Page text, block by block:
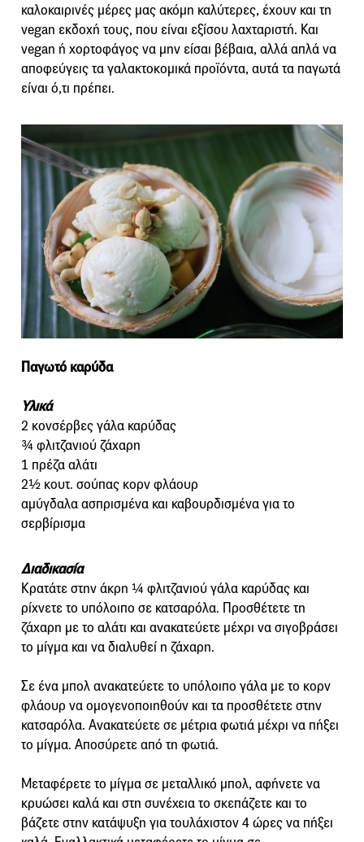
καλοκαιρινές μέρες μας ακόμη καλύτερες, έχουν και τη
vegan εκδοχή τους, που είναι εξίσου λαχταριστή. Και
vegan ή χορτοφάγος να μην είσαι βέβαια, αλλά απλά να
αποφεύγεις τα γαλακτοκομικά προϊόντα, αυτά τα παγωτά
είναι ό,τι πρέπει.
Παγωτό καρύδα
Υλικά
2 κονσέρβες γάλα καρύδας
¾ φλιτζανιού ζάχαρη
1 πρέζα αλάτι
2½ κουτ. σούπας κορν φλάουρ
αμύγδαλα ασπρισμένα και καβουρδισμένα για το
σερβίρισμα
Διαδικασία
Κρατάτε στην άκρη ¼ φλιτζανιού γάλα καρύδας και
ρίχνετε το υπόλοιπο σε κατσαρόλα. Προσθέτετε τη
ζάχαρη με το αλάτι και ανακατεύετε μέχρι να σιγοβράσει
το μίγμα και να διαλυθεί η ζάχαρη.
Σε ένα μπολ ανακατεύετε το υπόλοιπο γάλα με το κορν
φλάουρ να ομογενοποιηθούν και τα προσθέτετε στην
κατσαρόλα. Ανακατεύετε σε μέτρια φωτιά μέχρι να πήξει
το μίγμα. Αποσύρετε από τη φωτιά.
Μεταφέρετε το μίγμα σε μεταλλικό μπολ, αφήνετε να
κρυώσει καλά και στη συνέχεια το σκεπάζετε και το
βάζετε στην κατάψυξη για τουλάχιστον 4 ώρες να πήξει